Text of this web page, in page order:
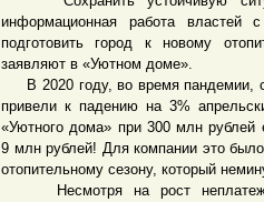
информационная работа
подготовить город к новому
заявляют в «Уютном доме».
В 2020 году, во время пандемии,
привели к падению на 3%
«Уютного дома» при 300 млн
9 млн рублей! Для компании это
отопительному сезону, который
Несмотря на рост